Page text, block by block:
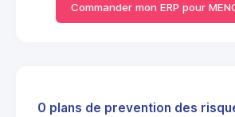
Commander mon ERP pour
0 plans de prevention des